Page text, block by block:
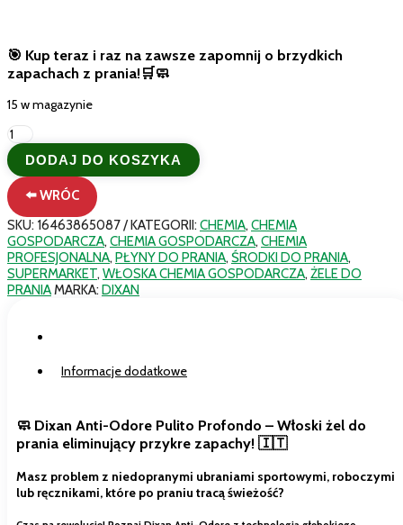
🎯 Kup teraz i raz na zawsze zapomnij o brzydkich
zapachach z prania!🛒🧼
15 w magazynie
ilość
Włoski
Żel
do
Prania
Dixan
Anti-
Odore
Likwiduje
Zapachy
22p
DODAJ DO KOSZYKA
⬅️ WRÓC
SKU: 16463865087 KATEGORII: CHEMIA, CHEMIA
GOSPODARCZA, CHEMIA GOSPODARCZA, CHEMIA
PROFESJONALNA, PŁYNY DO PRANIA, ŚRODKI DO PRANIA,
SUPERMARKET, WŁOSKA CHEMIA GOSPODARCZA, ŻELE DO
PRANIAMARKA: DIXAN
Informacje dodatkowe
🧼 Dixan Anti-Odore Pulito Profondo – Włoski żel do
prania eliminujący przykre zapachy! 🇮🇹
Masz problem z niedopranymi ubraniami sportowymi, roboczymi
lub ręcznikami, które po praniu tracą świeżość?